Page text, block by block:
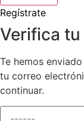
Regístrate
Verifica
Te hemos
tu correo
continuar.